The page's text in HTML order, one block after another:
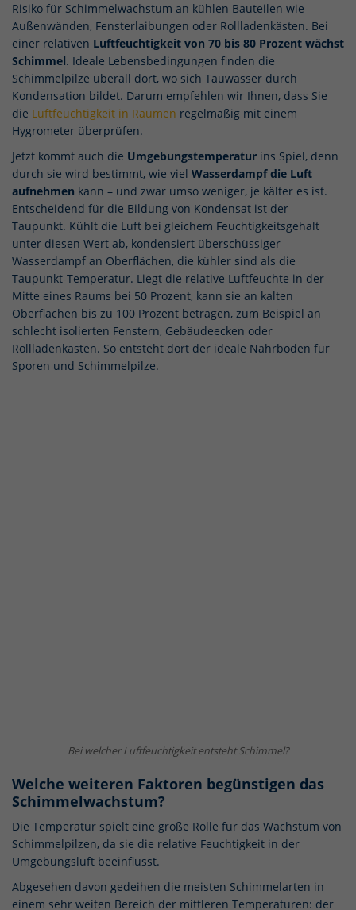
Risiko für Schimmelwachstum an kühlen Bauteilen wie
Außenwänden, Fensterlaibungen oder Rollladenkästen. Bei
einer relativen Luftfeuchtigkeit von 70 bis 80 Prozent wächst
Schimmel. Ideale Lebensbedingungen finden die
Schimmelpilze überall dort, wo sich Tauwasser durch
Kondensation bildet. Darum empfehlen wir Ihnen, dass Sie
die Luftfeuchtigkeit in Räumen regelmäßig mit einem
Hygrometer überprüfen.
Jetzt kommt auch die Umgebungstemperatur ins Spiel, denn
durch sie wird bestimmt, wie viel Wasserdampf die Luft
aufnehmen kann – und zwar umso weniger, je kälter es ist.
Entscheidend für die Bildung von Kondensat ist der
Taupunkt. Kühlt die Luft bei gleichem Feuchtigkeitsgehalt
unter diesen Wert ab, kondensiert überschüssiger
Wasserdampf an Oberflächen, die kühler sind als die
Taupunkt-Temperatur. Liegt die relative Luftfeuchte in der
Mitte eines Raums bei 50 Prozent, kann sie an kalten
Oberflächen bis zu 100 Prozent betragen, zum Beispiel an
schlecht isolierten Fenstern, Gebäudeecken oder
Rollladenkästen. So entsteht dort der ideale Nährboden für
Sporen und Schimmelpilze.
Bei welcher Luftfeuchtigkeit entsteht Schimmel?
Welche weiteren Faktoren begünstigen das
Schimmelwachstum?
Die Temperatur spielt eine große Rolle für das Wachstum von
Schimmelpilzen, da sie die relative Feuchtigkeit in der
Umgebungsluft beeinflusst.
Abgesehen davon gedeihen die meisten Schimmelarten in
einem sehr weiten Bereich der mittleren Temperaturen: der